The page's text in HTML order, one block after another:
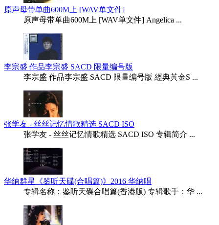
原声母带单曲600M上 [WAV单文件]
原声母带单曲600M上 [WAV单文件] Angelica ...
李宗盛 作品李宗盛 SACD 限量编号版
李宗盛 作品李宗盛 SACD 限量编号版 經典黃金S ...
张学友 - 丝丝记忆情歌精选 SACD ISO
张学友 - 丝丝记忆情歌精选 SACD ISO 专辑简介 ...
华纳群星《鉴听天碟(合唱篇)》2016 华纳唱
专辑名称：鉴听天碟合唱篇(香港版) 专辑歌手：华 ...